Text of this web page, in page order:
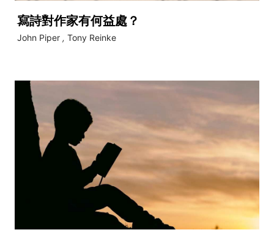
寫詩對作家有何益處？
John Piper , Tony Reinke